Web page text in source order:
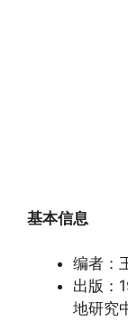
基本信息
编者：
出版：
地研究